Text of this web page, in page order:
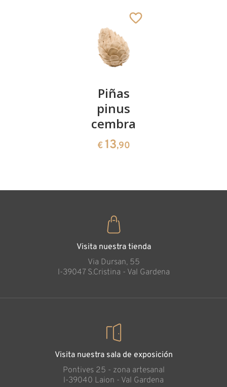
Añadido al carrito
Piñas
pinus
cembra
€ 13,90
Visita nuestra tienda
Via Dursan, 55
l-39047 S.Cristina - Val Gardena
Visita nuestra sala de exposición
Pontives 25 - zona artesanal
l-39040 Laion - Val Gardena